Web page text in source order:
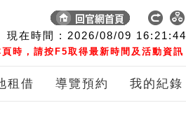
現在時間 : 2026/08/09 16:21:44
時，請按F5取得最新時間及活動資訊
租借 導覽預約 我的紀錄